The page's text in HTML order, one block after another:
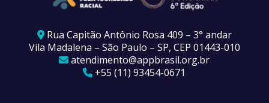
Rua Capitão Antônio Rosa 409 – 3° andar
Vila Madalena – São Paulo – SP, CEP 01443-010
atendimento@appbrasil.org.br
+55 (11) 93454-0671